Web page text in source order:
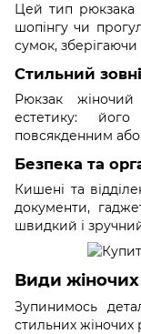
Цей тип рюкзака
шопінгу чи
сумок,
Стильний
Рюкзак жіночий
естетику:
повсякденним
Безпека та
Кишені та
документи,
швидкий і
Види жіночих
Зупинимось
стильних жіночих